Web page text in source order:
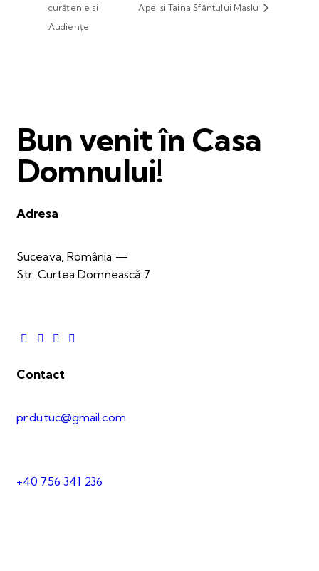
curățenie si
Audiențe
Apei și Taina Sfântului Maslu
Bun venit în Casa
Domnului!
Adresa
Suceava, România —
Str. Curtea Domnească 7
Contact
pr.dutuc@gmail.com
+40 756 341 236